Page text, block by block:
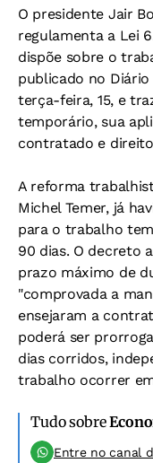
O presidente Jair
regulamenta a Lei
dispõe sobre o
publicado no Diário
terça-feira, 15, e
temporário, sua
contratado e
A reforma
Michel Temer, já
para o trabalho
90 dias. O decreto
prazo máximo de
"comprovada a
ensejaram a
poderá ser
dias corridos,
trabalho ocorrer
Tudo sobre
Entre no canal